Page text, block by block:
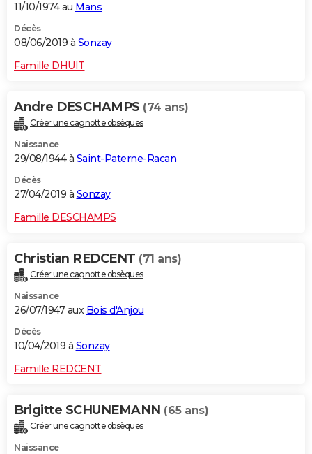
11/10/1974 au Mans
Décès
08/06/2019 à Sonzay
Famille DHUIT
Andre DESCHAMPS (74 ans)
Créer une cagnotte obsèques
Naissance
29/08/1944 à Saint-Paterne-Racan
Décès
27/04/2019 à Sonzay
Famille DESCHAMPS
Christian REDCENT (71 ans)
Créer une cagnotte obsèques
Naissance
26/07/1947 aux Bois d'Anjou
Décès
10/04/2019 à Sonzay
Famille REDCENT
Brigitte SCHUNEMANN (65 ans)
Créer une cagnotte obsèques
Naissance